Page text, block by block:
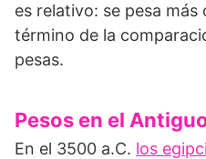
es relativo: se pesa
término de la
pesas.
Pesos en el
En el 3500 a.C. los